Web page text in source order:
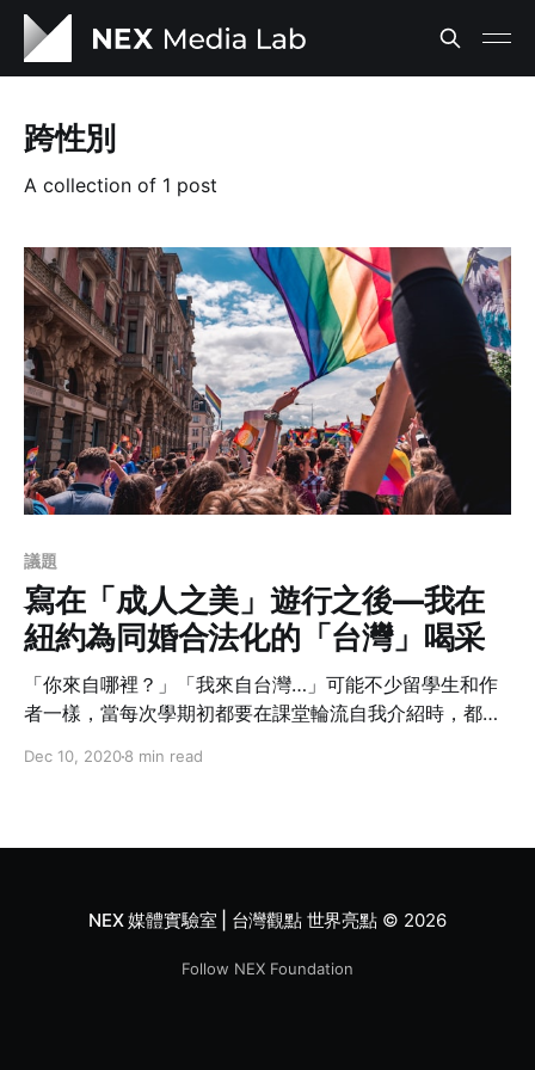
跨性別
A collection of 1 post
議題
寫在「成人之美」遊行之後—我在
紐約為同婚合法化的「台灣」喝采
「你來自哪裡？」「我來自台灣…」可能不少留學生和作
者一樣，當每次學期初都要在課堂輪流自我介紹時，都覺
人都必須說說自己是誰，自己偏好的性別代稱為何
Dec 10, 20208 min read
NEX 媒體實驗室 | 台灣觀點 世界亮點© 2026
Follow NEX Foundation